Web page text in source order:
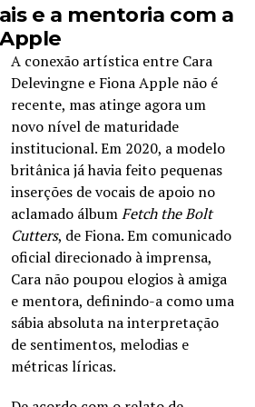
e a mentoria com a
A conexão artística entre Cara
Delevingne e Fiona Apple não é
recente, mas atinge agora um
novo nível de maturidade
institucional. Em 2020, a modelo
britânica já havia feito pequenas
inserções de vocais de apoio no
aclamado álbumFetch the Bolt
Cutters, de Fiona. Em comunicado
oficial direcionado à imprensa,
Cara não poupou elogios à amiga
e mentora, definindo-a como uma
sábia absoluta na interpretação
de sentimentos, melodias e
métricas líricas.